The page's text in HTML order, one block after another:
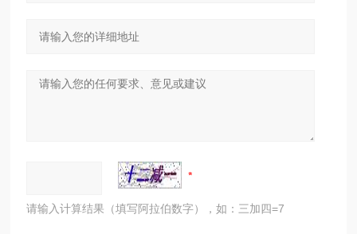
请输入计算结果（填写阿拉伯数字），如：三加四=7